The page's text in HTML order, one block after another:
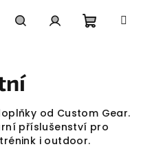
od Custom Gear.
příslušenství pro
i outdoor.